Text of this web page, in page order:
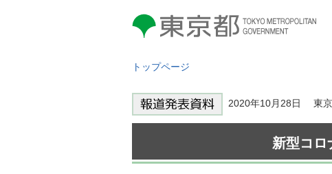
東京都 TOKYO METROPOLITAN
GOVERNMENT
トップページ
2020年10月28日 東京
新型コロ